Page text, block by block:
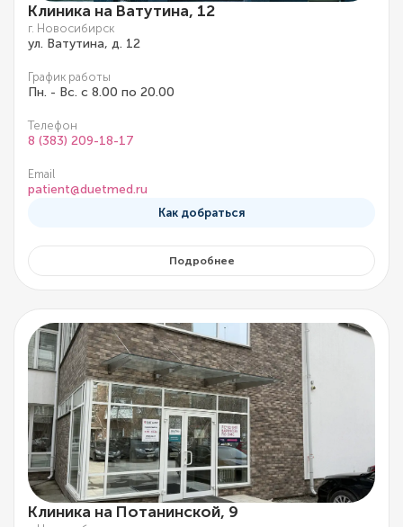
Клиника на Ватутина, 12
г. Новосибирск
ул. Ватутина, д. 12
График работы
Пн. - Вс. с 8.00 по 20.00
Телефон
8 (383) 209-18-17
Email
patient@duetmed.ru
Как добраться
Подробнее
Клиника на Потанинской, 9